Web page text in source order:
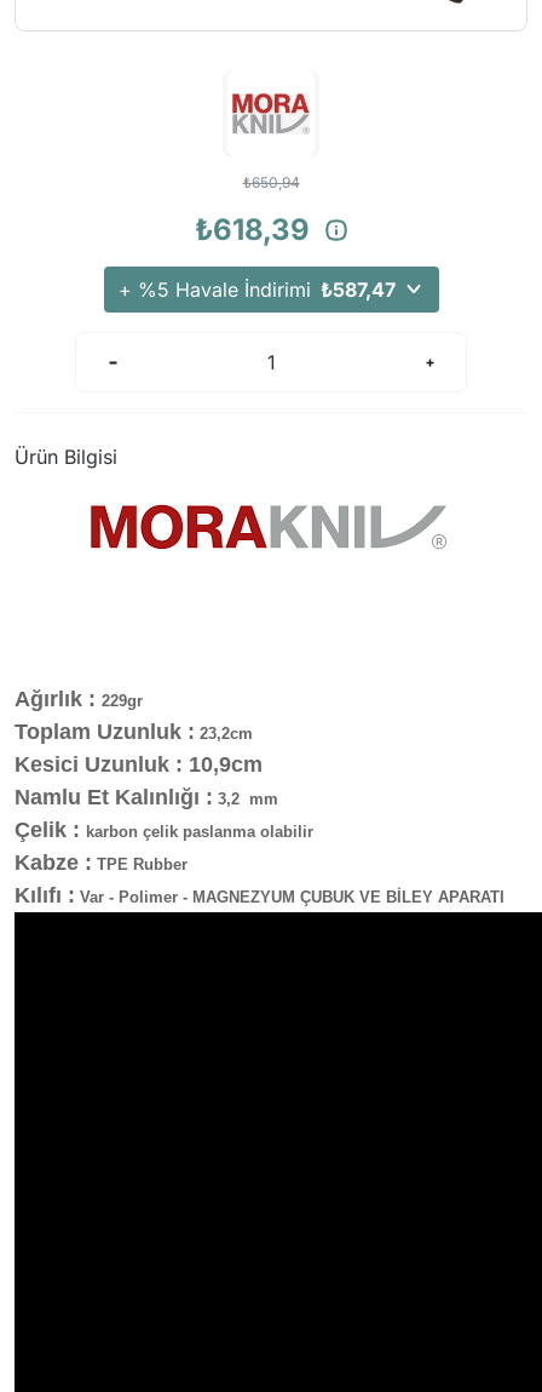
₺650,94
₺618,39
+ %5 Havale İndirimi ₺587,47
Ürün Bilgisi
Ağırlık : 229gr
Toplam Uzunluk : 23,2cm
Kesici Uzunluk : 10,9cm
Namlu Et Kalınlığı : 3,2 mm
Çelik : karbon çelik paslanma olabilir
Kabze : TPE Rubber
Kılıfı : Var - Polimer - MAGNEZYUM ÇUBUK VE BİLEY APARATI